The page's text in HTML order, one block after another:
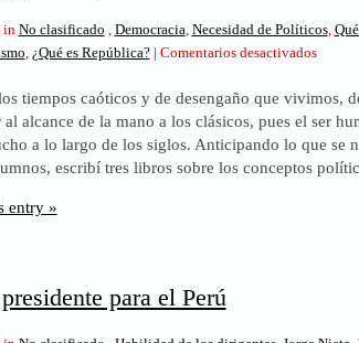
in No clasificado , Democracia, Necesidad de Políticos,
, ¿Qué es República? | Comentarios desactivadosen
no
hay
tiempos caóticos y de desengaño que vivimos,
al alcance de la mano a los clásicos, pues el ser
a lo largo de los siglos. Anticipando lo que se
escribí tres libros sobre los conceptos
entry »
para el Perú